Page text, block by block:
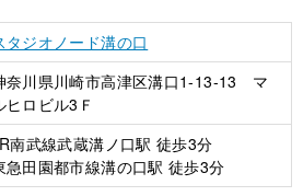
タジオノード溝の口
奈川県川崎市高津区溝口1-13-13 マ
ヒロビル3Ｆ
南武線武蔵溝ノ口駅 徒歩3分
急田園都市線溝の口駅 徒歩3分